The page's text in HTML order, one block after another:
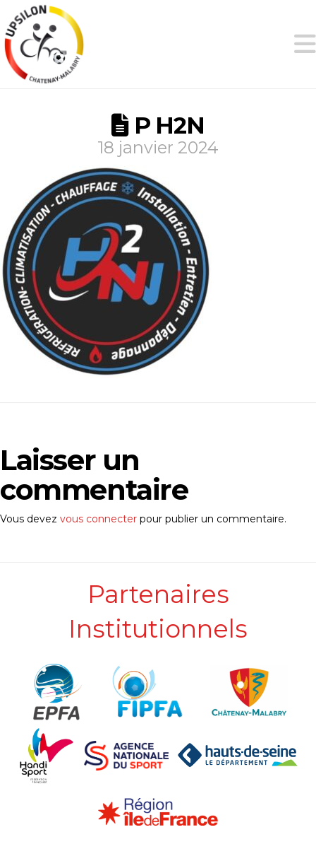
P H2N
18 janvier 2024
Laisser un
commentaire
Vous devez vous connecter pour publier un commentaire.
Partenaires
Institutionnels